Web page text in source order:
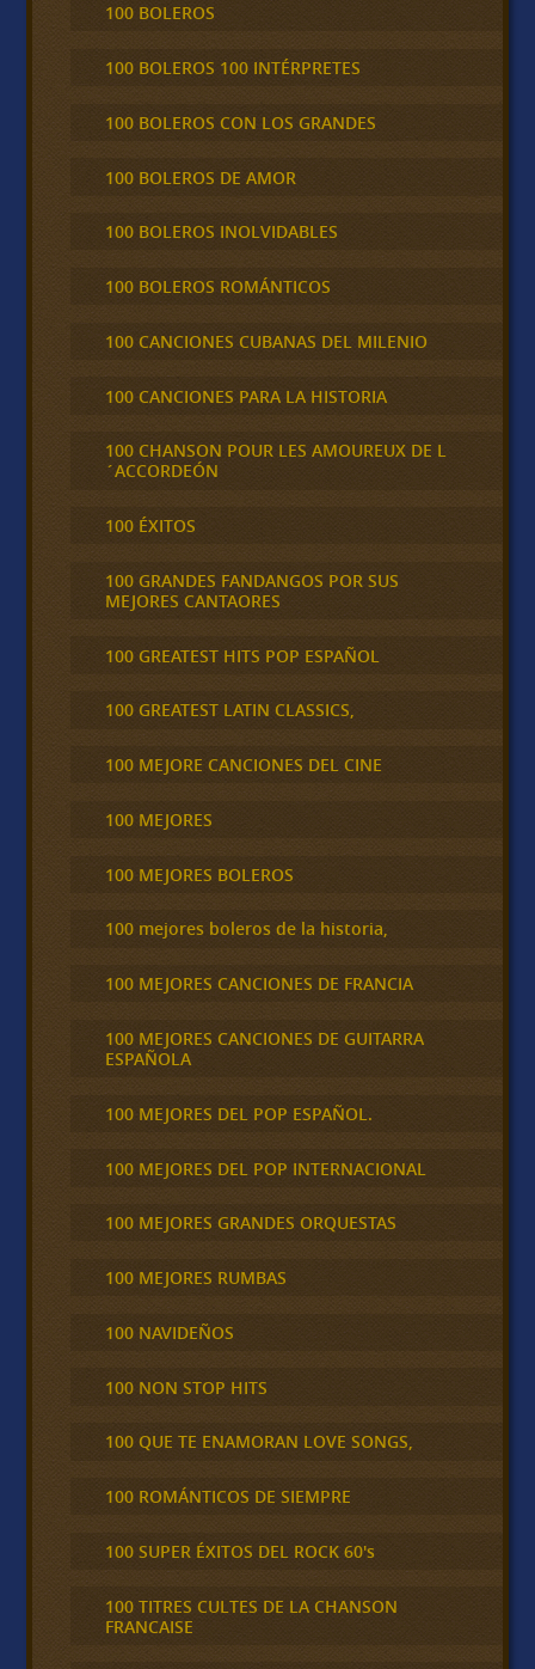
100 BOLEROS
100 BOLEROS 100 INTÉRPRETES
100 BOLEROS CON LOS GRANDES
100 BOLEROS DE AMOR
100 BOLEROS INOLVIDABLES
100 BOLEROS ROMÁNTICOS
100 CANCIONES CUBANAS DEL MILENIO
100 CANCIONES PARA LA HISTORIA
100 CHANSON POUR LES AMOUREUX DE L
´ACCORDEÓN
100 ÉXITOS
100 GRANDES FANDANGOS POR SUS
MEJORES CANTAORES
100 GREATEST HITS POP ESPAÑOL
100 GREATEST LATIN CLASSICS,
100 MEJORE CANCIONES DEL CINE
100 MEJORES
100 MEJORES BOLEROS
100 mejores boleros de la historia,
100 MEJORES CANCIONES DE FRANCIA
100 MEJORES CANCIONES DE GUITARRA
ESPAÑOLA
100 MEJORES DEL POP ESPAÑOL.
100 MEJORES DEL POP INTERNACIONAL
100 MEJORES GRANDES ORQUESTAS
100 MEJORES RUMBAS
100 NAVIDEÑOS
100 NON STOP HITS
100 QUE TE ENAMORAN LOVE SONGS,
100 ROMÁNTICOS DE SIEMPRE
100 SUPER ÉXITOS DEL ROCK 60's
100 TITRES CULTES DE LA CHANSON
FRANCAISE